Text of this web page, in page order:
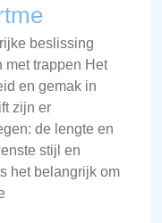
beslissing
met trappen Het
en gemak in
zijn er
de lengte en
stijl en
het belangrijk om